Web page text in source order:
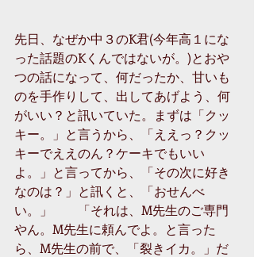
先日、なぜか中３のK君(今年高１にな
った話題のKくんではないが。)とおや
つの話になって、何だったか、甘いも
のを手作りして、出してあげよう、何
がいい？と訊いていた。まずは「クッ
キー。」と言うから、「ええっ？クッ
キーでええのん？ケーキでもいい
よ。」と言ってから、「その次に好き
なのは？」と訊くと、「おせんべ
い。」　　「それは、M先生のご専門
やん。M先生に頼んでよ。と言った
ら、M先生の前で、「裂きイカ。」だ